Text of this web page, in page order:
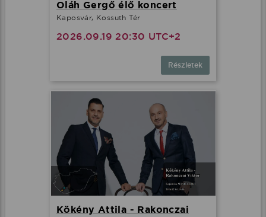
Oláh Gergő élő koncert
Kaposvár, Kossuth Tér
2026.09.19 20:30 UTC+2
Részletek
Kökény Attila - Rakonczai